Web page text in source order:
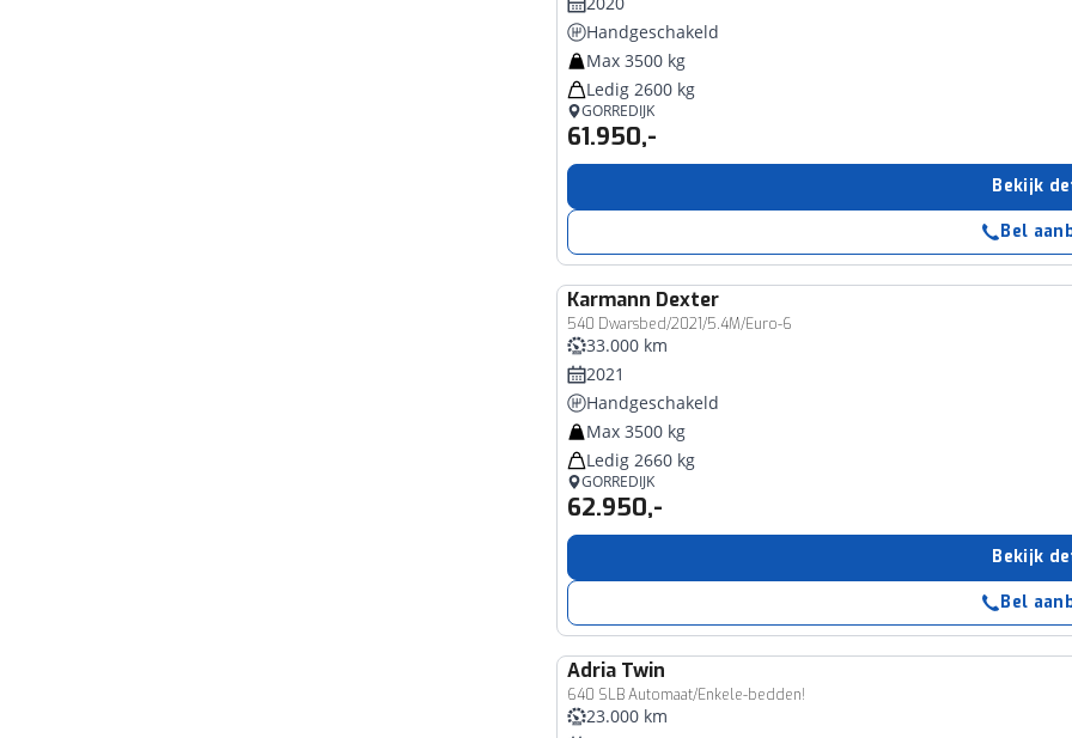
Handgeschakeld
Max 3500 kg
Ledig 2600 kg
GORREDIJK
61.950,-
Bekijk
Bel
Karmann Dexter
540 Dwarsbed/2021/5.4M/Euro-6
33.000 km
2021
Handgeschakeld
Max 3500 kg
Ledig 2660 kg
GORREDIJK
62.950,-
Bekijk
Bel
Adria Twin
640 SLB Automaat/Enkele-bedden!
23.000 km